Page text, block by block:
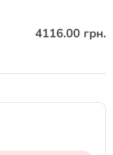
4116.00 грн.